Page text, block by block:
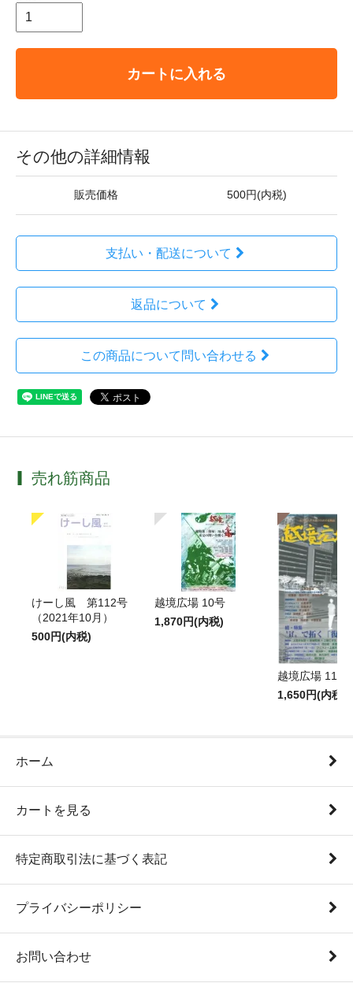
カートに入れる
その他の詳細情報
販売価格 500円(内税)
支払い・配送について
返品について
この商品について問い合わせる
売れ筋商品
けーし風 第112号
（2021年10月）
500円(内税)
越境広場 10号
1,870円(内税)
越境広場 11号
1,650円(内税)
ホーム
カートを見る
特定商取引法に基づく表記
プライバシーポリシー
お問い合わせ